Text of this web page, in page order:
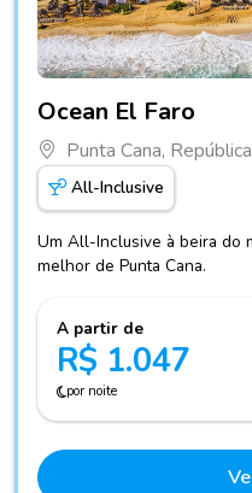
Ocean El Faro
Punta Cana,
All-Inclusive
Um All-Inclusive à beira do
melhor de Punta Cana.
A partir de
R$ 1.047
por noite